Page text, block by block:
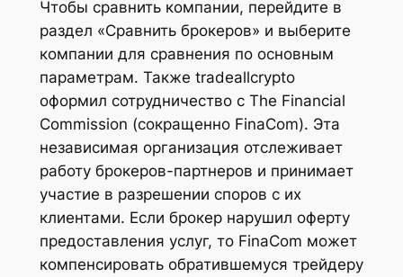
Чтобы сравнить компании, перейдите в
раздел «Сравнить брокеров» и выберите
компании для сравнения по основным
параметрам. Также tradeallcrypto
оформил сотрудничество с The Financial
Commission (сокращенно FinaCom). Эта
независимая организация отслеживает
работу брокеров-партнеров и принимает
участие в разрешении споров с их
клиентами. Если брокер нарушил оферту
предоставления услуг, то FinaCom может
компенсировать обратившемуся трейдеру